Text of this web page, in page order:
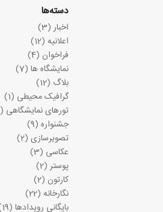
دسته‌ها
اخبار(3)
اعلانیه (12)
فراخوان (4)
نمایشگاه ها (7)
بلاگ (12)
گرافیک محیطی (1)
تورهای نمایشگاهی (3)
جشنواره (9)
تصویرسازی (2)
عکاسی (3)
پوستر(2)
کارتون (2)
نگارخانه (22)
بایگانی رویدادها (19)